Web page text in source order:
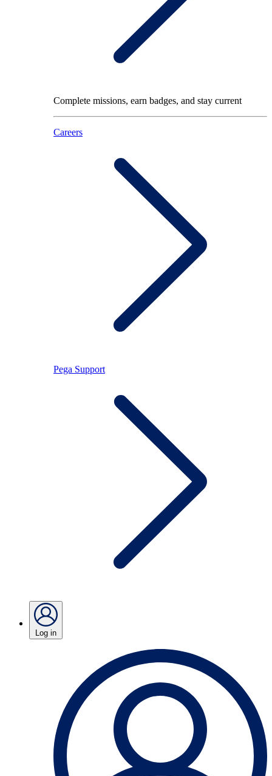
Complete missions, earn badges, and stay current
Careers
Pega Support
Log in